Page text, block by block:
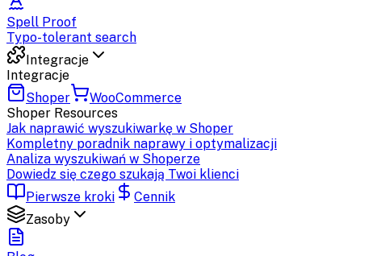
Spell Proof
Typo-tolerant search
Integracje
Integracje
Shoper
WooCommerce
Shoper Resources
Jak naprawić wyszukiwarkę w Shoper
Kompletny poradnik naprawy i optymalizacji
Analiza wyszukiwań w Shoperze
Dowiedz się czego szukają Twoi klienci
Pierwsze kroki
Cennik
Zasoby